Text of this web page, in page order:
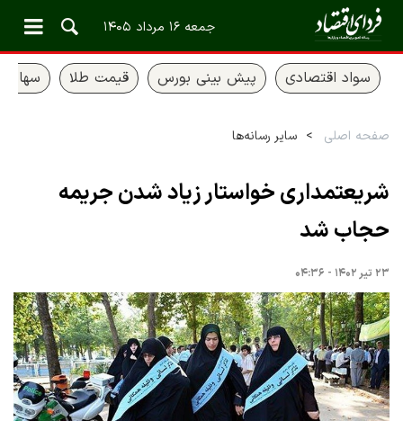
جمعه ۱۶ مرداد ۱۴۰۵
سواد اقتصادی پیش بینی بورس قیمت طلا سهام
صفحه اصلی سایر رسانه‌ها
شریعتمداری خواستار زیاد شدن جریمه
حجاب شد
۲۳ تیر ۱۴۰۲ - ۰۴:۳۶